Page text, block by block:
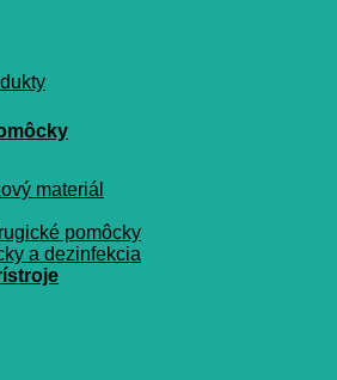
materiál
pomôcky
a dezinfekcia